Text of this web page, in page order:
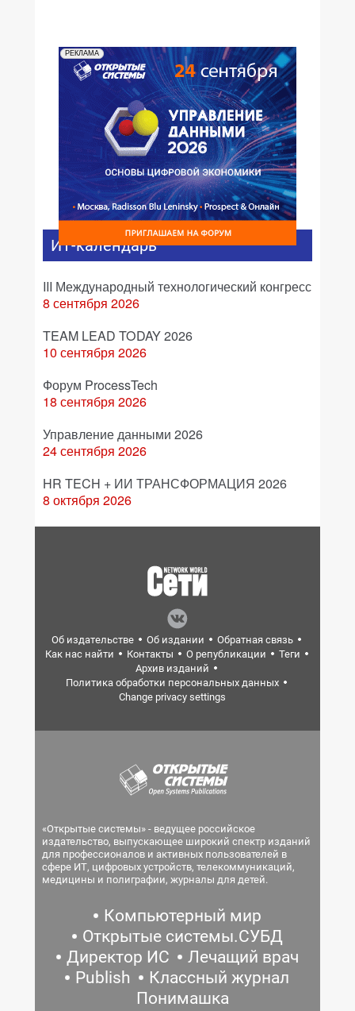
РЕКЛАМА
ИТ-календарь
III Международный технологический конгресс
8 сентября 2026
TEAM LEAD TODAY 2026
10 сентября 2026
Форум ProcessTech
18 сентября 2026
Управление данными 2026
24 сентября 2026
HR TECH + ИИ ТРАНСФОРМАЦИЯ 2026
8 октября 2026
Об издательстве Об издании
Обратная связь
Как нас найти
Контакты О републикации
Теги
Архив изданий
Политика обработки персональных данных
Change privacy settings
«Открытые системы» - ведущее российское
издательство, выпускающее широкий спектр изданий
для профессионалов и активных пользователей в
сфере ИТ, цифровых устройств, телекоммуникаций,
медицины и полиграфии, журналы для детей.
Компьютерный мир
Открытые системы.СУБД
Директор ИС
Лечащий врач
Publish
Классный журнал
Понимашка